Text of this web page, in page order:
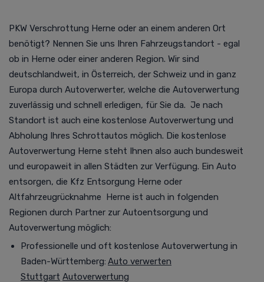
PKW Verschrottung Herne oder an einem anderen Ort
benötigt? Nennen Sie uns Ihren Fahrzeugstandort - egal
ob in Herne oder einer anderen Region. Wir sind
deutschlandweit, in Österreich, der Schweiz und in ganz
Europa durch Autoverwerter, welche die Autoverwertung
zuverlässig und schnell erledigen, für Sie da. Je nach
Standort ist auch eine kostenlose Autoverwertung und
Abholung Ihres Schrottautos möglich. Die kostenlose
Autoverwertung Herne steht Ihnen also auch bundesweit
und europaweit in allen Städten zur Verfügung. Ein Auto
entsorgen, die Kfz Entsorgung Herne oder
Altfahrzeugrücknahme Herne ist auch in folgenden
Regionen durch Partner zur Autoentsorgung und
Autoverwertung möglich:
Professionelle und oft kostenlose Autoverwertung in
Baden-Württemberg: Auto verwerten
Stuttgart Autoverwertung